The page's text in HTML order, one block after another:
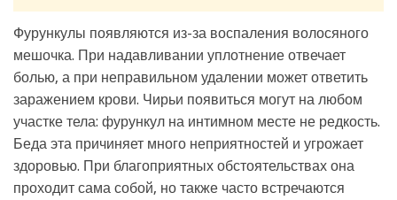
Фурункулы появляются из-за воспаления волосяного
мешочка. При надавливании уплотнение отвечает
болью, а при неправильном удалении может ответить
заражением крови. Чирьи появиться могут на любом
участке тела: фурункул на интимном месте не редкость.
Беда эта причиняет много неприятностей и угрожает
здоровью. При благоприятных обстоятельствах она
проходит сама собой, но также часто встречаются